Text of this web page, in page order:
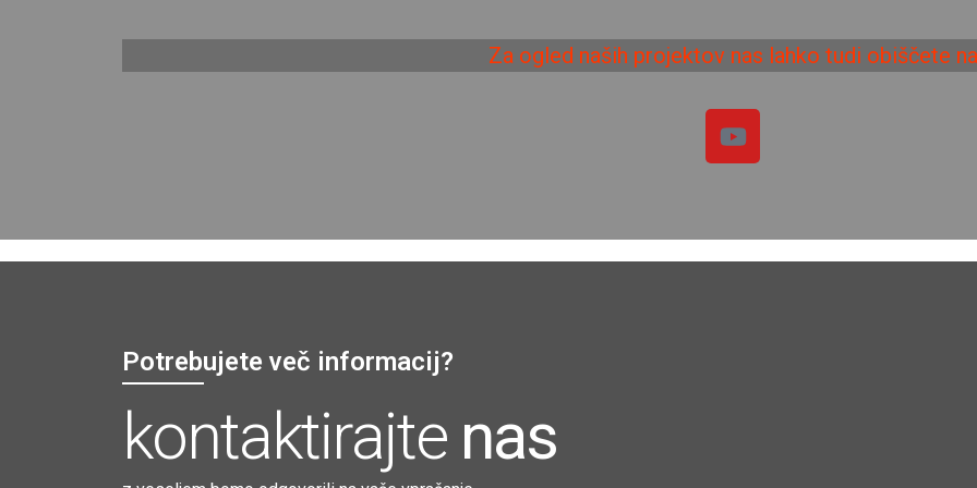
Za ogled naših projektov nas lahko tudi obiščete na
Potrebujete več informacij?
kontaktirajte nas